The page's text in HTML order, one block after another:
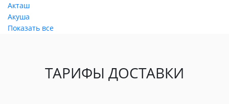
Акташ
Акуша
Показать все
ТАРИФЫ ДОСТАВКИ